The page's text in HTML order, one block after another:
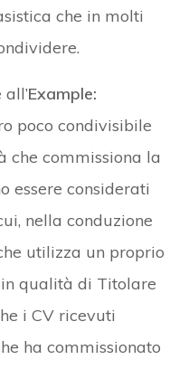
che in molti
Example:
poco condivisibile
che commissiona la
essere considerati
nella conduzione
utilizza un proprio
qualità di Titolare
i CV ricevuti
ha commissionato